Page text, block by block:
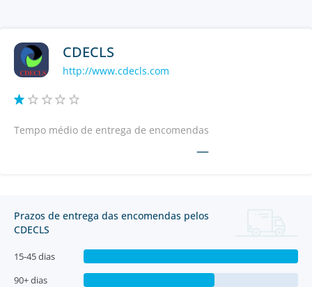
CDECLS
http://www.cdecls.com
Tempo médio de entrega de encomendas
—
Prazos de entrega das encomendas pelos
CDECLS
15-45 dias
90+ dias